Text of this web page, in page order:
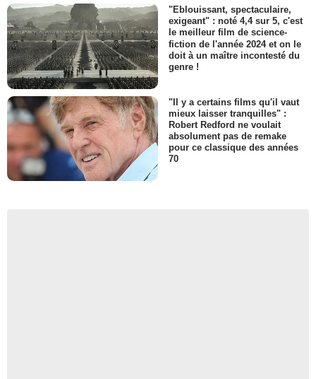
"Eblouissant, spectaculaire,
exigeant" : noté 4,4 sur 5, c'est
le meilleur film de science-
fiction de l'année 2024 et on le
doit à un maître incontesté du
genre !
"Il y a certains films qu'il vaut
mieux laisser tranquilles" :
Robert Redford ne voulait
absolument pas de remake
pour ce classique des années
70